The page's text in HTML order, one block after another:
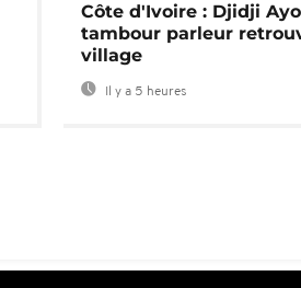
Côte d'Ivoire : Djidji
tambour parleur
village
Il y a 5 heures